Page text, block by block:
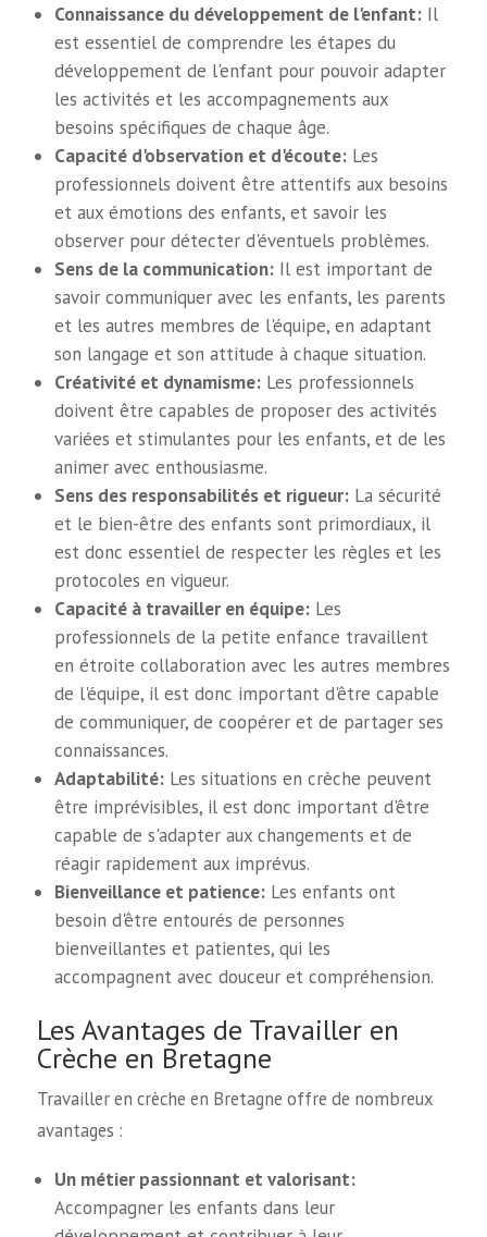
Connaissance du développement de l'enfant: Il
est essentiel de comprendre les étapes du
développement de l'enfant pour pouvoir adapter
les activités et les accompagnements aux
besoins spécifiques de chaque âge.
Capacité d'observation et d'écoute: Les
professionnels doivent être attentifs aux besoins
et aux émotions des enfants, et savoir les
observer pour détecter d'éventuels problèmes.
Sens de la communication: Il est important de
savoir communiquer avec les enfants, les parents
et les autres membres de l'équipe, en adaptant
son langage et son attitude à chaque situation.
Créativité et dynamisme: Les professionnels
doivent être capables de proposer des activités
variées et stimulantes pour les enfants, et de les
animer avec enthousiasme.
Sens des responsabilités et rigueur: La sécurité
et le bien-être des enfants sont primordiaux, il
est donc essentiel de respecter les règles et les
protocoles en vigueur.
Capacité à travailler en équipe: Les
professionnels de la petite enfance travaillent
en étroite collaboration avec les autres membres
de l'équipe, il est donc important d'être capable
de communiquer, de coopérer et de partager ses
connaissances.
Adaptabilité: Les situations en crèche peuvent
être imprévisibles, il est donc important d'être
capable de s'adapter aux changements et de
réagir rapidement aux imprévus.
Bienveillance et patience: Les enfants ont
besoin d'être entourés de personnes
bienveillantes et patientes, qui les
accompagnent avec douceur et compréhension.
Les Avantages de Travailler en
Crèche en Bretagne
Travailler en crèche en Bretagne offre de nombreux
avantages :
Un métier passionnant et valorisant:
Accompagner les enfants dans leur